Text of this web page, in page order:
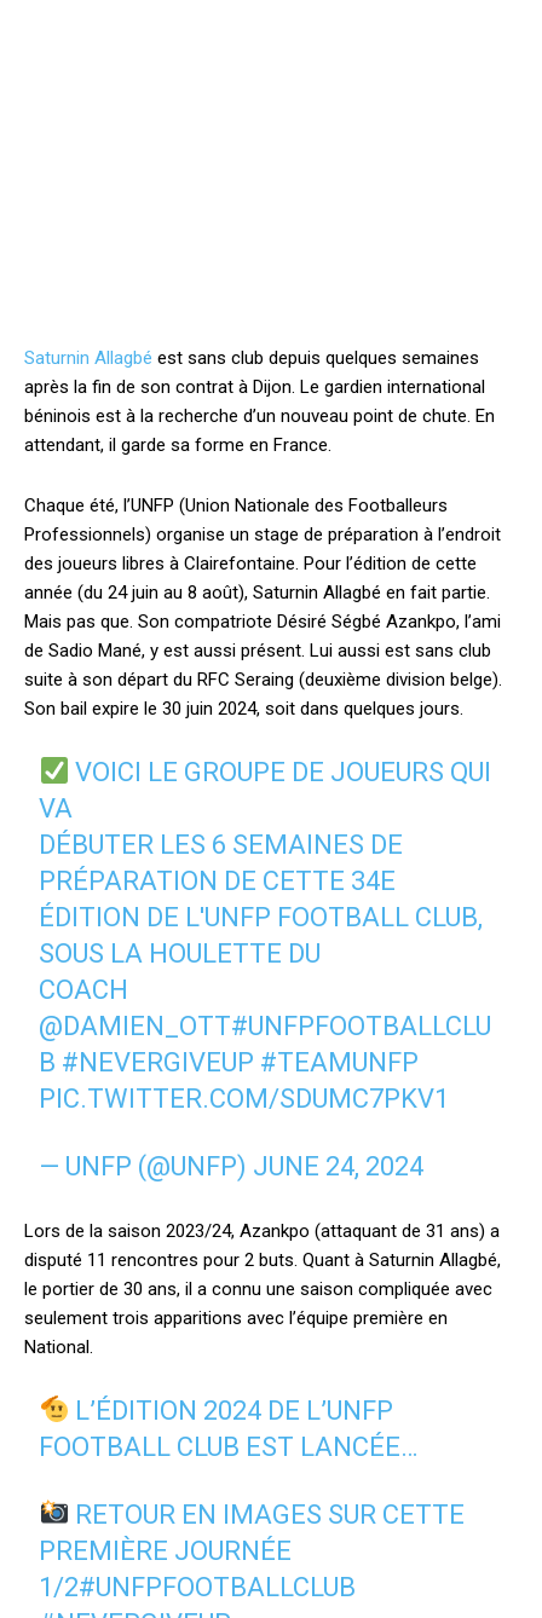
Saturnin Allagbé est sans club depuis quelques semaines
après la fin de son contrat à Dijon. Le gardien international
béninois est à la recherche d’un nouveau point de chute. En
attendant, il garde sa forme en France.
Chaque été, l’UNFP (Union Nationale des Footballeurs
Professionnels) organise un stage de préparation à l’endroit
des joueurs libres à Clairefontaine. Pour l’édition de cette
année (du 24 juin au 8 août), Saturnin Allagbé en fait partie.
Mais pas que. Son compatriote Désiré Ségbé Azankpo, l’ami
de Sadio Mané, y est aussi présent. Lui aussi est sans club
suite à son départ du RFC Seraing (deuxième division belge).
Son bail expire le 30 juin 2024, soit dans quelques jours.
VOICI LE GROUPE DE JOUEURS QUI
VA
DÉBUTER LES 6 SEMAINES DE
PRÉPARATION DE CETTE 34E
ÉDITION DE L'UNFP FOOTBALL CLUB,
SOUS LA HOULETTE DU
COACH
@DAMIEN_OTT#UNFPFOOTBALLCLU
B #NEVERGIVEUP #TEAMUNFP
PIC.TWITTER.COM/SDUMC7PKV1
— UNFP (@UNFP) JUNE 24, 2024
Lors de la saison 2023/24, Azankpo (attaquant de 31 ans) a
disputé 11 rencontres pour 2 buts. Quant à Saturnin Allagbé,
le portier de 30 ans, il a connu une saison compliquée avec
seulement trois apparitions avec l’équipe première en
National.
L’ÉDITION 2024 DE L’UNFP
FOOTBALL CLUB EST LANCÉE…
RETOUR EN IMAGES SUR CETTE
PREMIÈRE JOURNÉE
1/2#UNFPFOOTBALLCLUB